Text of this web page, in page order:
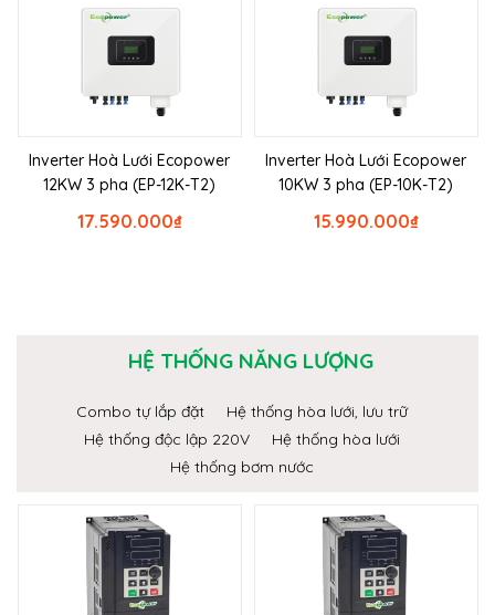
Inverter Hoà Lưới Ecopower
12KW 3 pha (EP-12K-T2)
₫
17.590.000
Inverter Hoà Lưới Ecopower
10KW 3 pha (EP-10K-T2)
₫
15.990.000
HỆ THỐNG NĂNG LƯỢNG
Combo tự lắp đặt
Hệ thống hòa lưới, lưu trữ
Hệ thống độc lập 220V
Hệ thống hòa lưới
Hệ thống bơm nước